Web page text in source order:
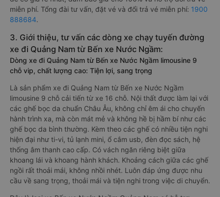
miễn phí. Tổng đài tư vấn, đặt vé và đổi trả vé miễn phí: 1900
888684.
3. Giới thiệu, tư vấn các dòng xe chạy tuyến đường
xe đi Quảng Nam từ Bến xe Nước Ngầm:
Dòng xe đi Quảng Nam từ Bến xe Nước Ngầm limousine 9
chỗ vip, chất lượng cao: Tiện lợi, sang trọng
Là sản phẩm xe đi Quảng Nam từ Bến xe Nước Ngầm
limousine 9 chỗ cải tiến từ xe 16 chỗ. Nội thất được làm lại với
các ghế bọc da chuẩn Châu Âu, không chỉ êm ái cho chuyến
hành trình xa, mà còn mát mẻ và không hề bị hầm bí như các
ghế bọc da bình thường. Kèm theo các ghế có nhiều tiện nghi
hiện đại như ti-vi, tủ lạnh mini, ổ cắm usb, đèn đọc sách, hệ
thống âm thanh cao cấp. Có vách ngăn riêng biệt giữa
khoang lái và khoang hành khách. Khoảng cách giữa các ghế
ngồi rất thoải mái, không nhồi nhét. Luôn đáp ứng được nhu
cầu về sang trọng, thoải mái và tiện nghi trong việc di chuyển.